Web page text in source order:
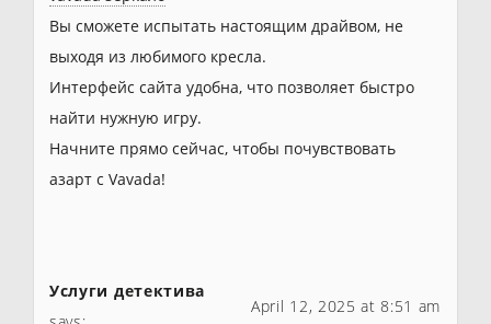
Вы сможете испытать настоящим драйвом, не
выходя из любимого кресла.
Интерфейс сайта удобна, что позволяет быстро
найти нужную игру.
Начните прямо сейчас, чтобы почувствовать
азарт с Vavada!
Услуги детектива
April 12, 2025 at 8:51 am